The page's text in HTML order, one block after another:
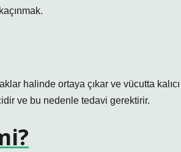
halinde ortaya çıkar ve vücutta kalıcı
ve bu nedenle tedavi gerektirir.